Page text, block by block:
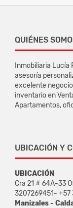
QUIÉNES
Inmobiliaria Lucía
asesoría
excelente
inventario en
Apartamentos,
UBICACIÓN Y
UBICACIÓN
Cra 21 # 64A-33
3207269451- +57
Manizales -